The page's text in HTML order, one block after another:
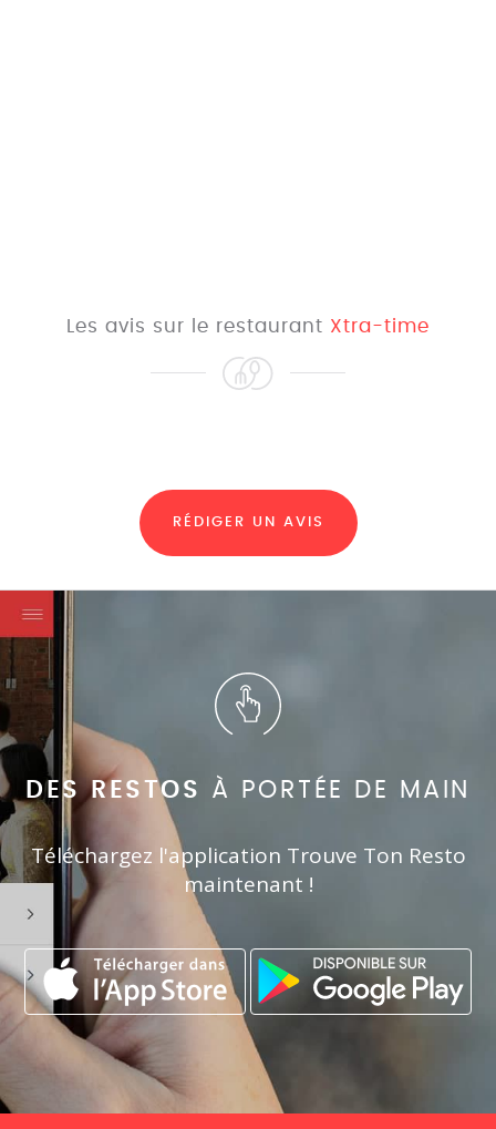
Les avis sur le restaurant Xtra-time
RÉDIGER UN AVIS
DES RESTOS À PORTÉE DE MAIN
Téléchargez l'application Trouve Ton Resto
maintenant !